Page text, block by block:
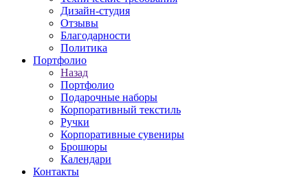
Дизайн-студия
Отзывы
Благодарности
Политика
Портфолио
Назад
Портфолио
Подарочные наборы
Корпоративный текстиль
Ручки
Корпоративные сувениры
Брошюры
Календари
Контакты